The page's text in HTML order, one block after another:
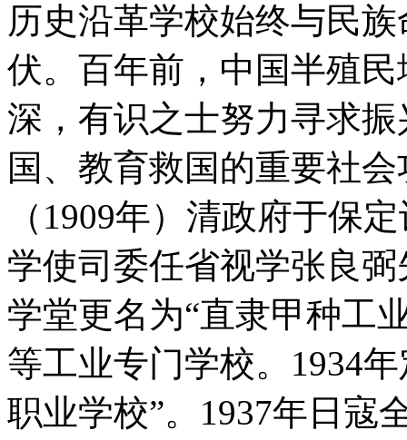
历史沿革学校始终与民
伏。百年前，中国半殖
深，有识之士努力寻求
国、教育救国的重要社
（1909年）清政府于保
学使司委任省视学张良
学堂更名为“直隶甲种工
等工业专门学校。1934
职业学校”。1937年日寇